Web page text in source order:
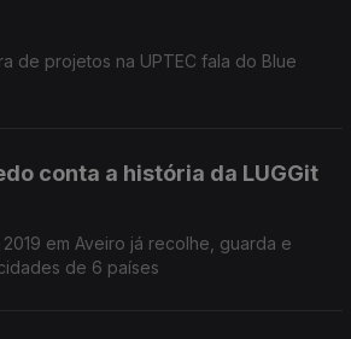
de projetos na UPTEC fala do Blue
conta a história da LUGGit
em Aveiro já recolhe, guarda e
de 6 países